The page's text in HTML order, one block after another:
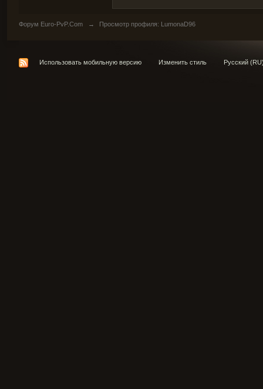
Форум Euro-PvP.Com → Просмотр профиля: LumonaD96
Использовать мобильную версию Изменить стиль Русский